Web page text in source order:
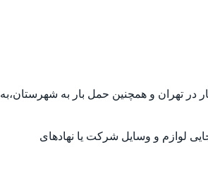
در تهران و همچنین حمل بار به شهرستان،به
لوازم و وسایل شرکت یا نهادهای